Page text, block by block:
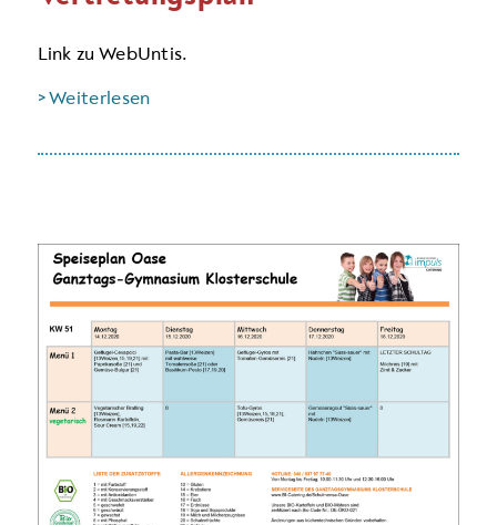
Link zu WebUntis.
> Weiterlesen